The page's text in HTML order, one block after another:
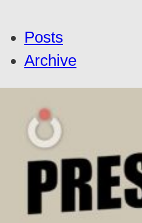
Posts
Archive